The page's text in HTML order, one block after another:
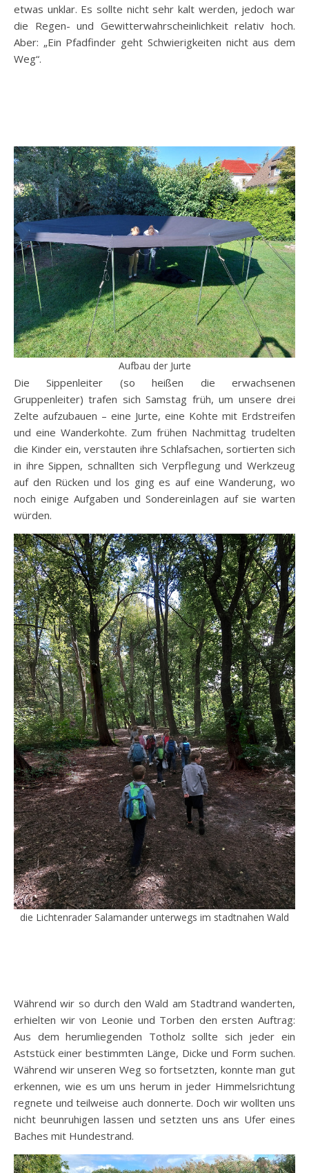
etwas unklar. Es sollte nicht sehr kalt werden, jedoch war
die Regen- und Gewitterwahrscheinlichkeit relativ hoch.
Aber: „Ein Pfadfinder geht Schwierigkeiten nicht aus dem
Weg“.
Aufbau der Jurte
Die Sippenleiter (so heißen die erwachsenen
Gruppenleiter) trafen sich Samstag früh, um unsere drei
Zelte aufzubauen – eine Jurte, eine Kohte mit Erdstreifen
und eine Wanderkohte. Zum frühen Nachmittag trudelten
die Kinder ein, verstauten ihre Schlafsachen, sortierten sich
in ihre Sippen, schnallten sich Verpflegung und Werkzeug
auf den Rücken und los ging es auf eine Wanderung, wo
noch einige Aufgaben und Sondereinlagen auf sie warten
würden.
die Lichtenrader Salamander unterwegs im stadtnahen Wald
Während wir so durch den Wald am Stadtrand wanderten,
erhielten wir von Leonie und Torben den ersten Auftrag:
Aus dem herumliegenden Totholz sollte sich jeder ein
Aststück einer bestimmten Länge, Dicke und Form suchen.
Während wir unseren Weg so fortsetzten, konnte man gut
erkennen, wie es um uns herum in jeder Himmelsrichtung
regnete und teilweise auch donnerte. Doch wir wollten uns
nicht beunruhigen lassen und setzten uns ans Ufer eines
Baches mit Hundestrand.